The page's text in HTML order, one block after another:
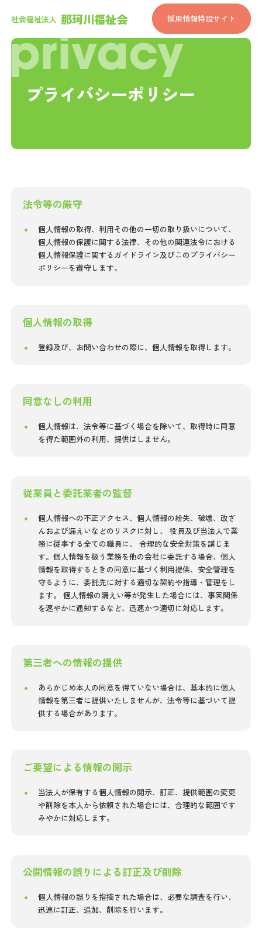
社会福祉法人 那珂川福祉会 採用情報特設サイト
privacy
プライバシーポリシー
法令等の厳守
個人情報の取得、利用その他の一切の取り扱いについて、
個人情報の保護に関する法律、その他の関連法令における
個人情報保護に関するガイドライン及びこのプライバシー
ポリシーを遵守します。
個人情報の取得
登録及び、お問い合わせの際に、個人情報を取得します。
同意なしの利用
個人情報は、法令等に基づく場合を除いて、取得時に同意
を得た範囲外の利用、提供はしません。
従業員と委託業者の監督
個人情報への不正アクセス、個人情報の紛失、破壊、改ざ
んおよび漏えいなどのリスクに対し、 役員及び当法人で業
務に従事する全ての職員に、 合理的な安全対策を講じま
す。個人情報を扱う業務を他の会社に委託する場合、個人
情報を取得するときの同意に基づく利用提供、安全管理を
守るように、委託先に対する適切な契約や指導・管理をし
ます。 個人情報の漏えい等が発生した場合には、事実関係
を速やかに通知するなど、迅速かつ適切に対応します。
第三者への情報の提供
あらかじめ本人の同意を得ていない場合は、基本的に個人
情報を第三者に提供いたしませんが、法令等に基づいて提
供する場合があります。
ご要望による情報の開示
当法人が保有する個人情報の開示、訂正、提供範囲の変更
や削除を本人から依頼された場合には、合理的な範囲です
みやかに対応します。
公開情報の誤りによる訂正及び削除
個人情報の誤りを指摘された場合は、必要な調査を行い、
迅速に訂正、追加、削除を行います。